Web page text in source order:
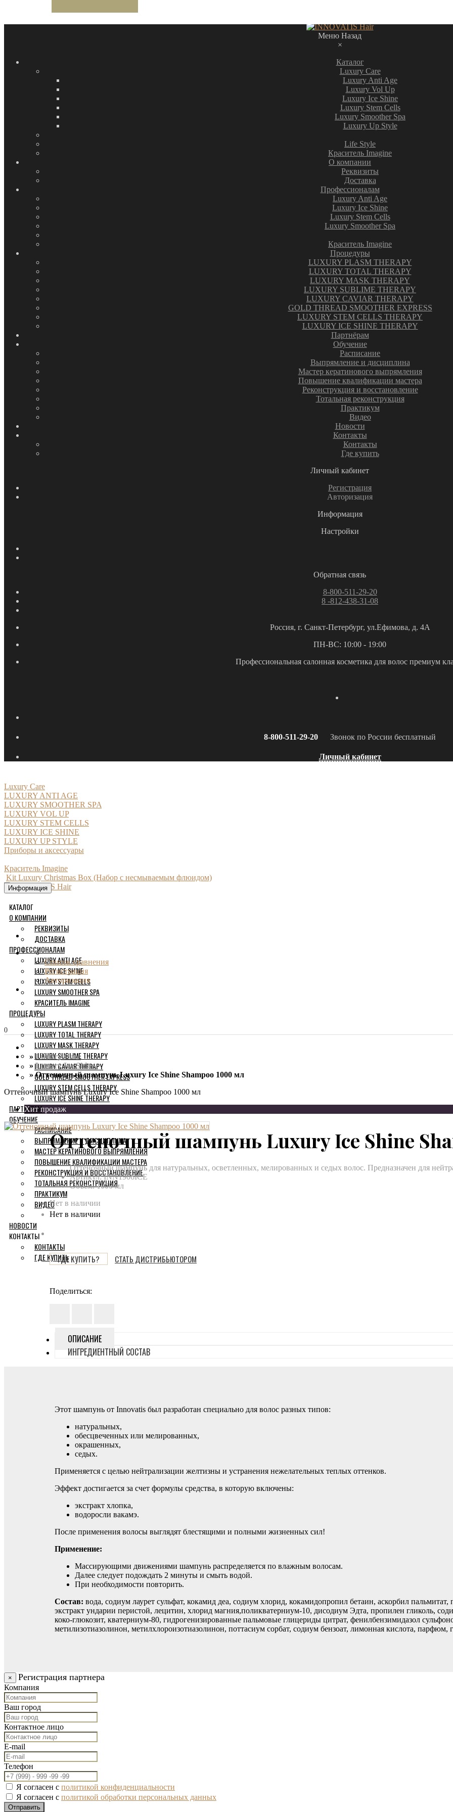
Меню Назад
×
Каталог
Luxury Care
Luxury Anti Age
Luxury Vol Up
Luxury Ice Shine
Luxury Stem Cells
Luxury Smoother Spa
Luxury Up Style
Life Style
Краситель Imagine
О компании
Реквизиты
Доставка
Профессионалам
Luxury Anti Age
Luxury Ice Shine
Luxury Stem Cells
Luxury Smoother Spa
Краситель Imagine
Процедуры
LUXURY PLASM THERAPY
LUXURY TOTAL THERAPY
LUXURY MASK THERAPY
LUXURY SUBLIME THERAPY
LUXURY CAVIAR THERAPY
GOLD THREAD SMOOTHER EXPRESS
LUXURY STEM CELLS THERAPY
LUXURY ICE SHINE THERAPY
Партнёрам
Обучение
Расписание
Выпрямление и дисциплина
Мастер кератинового выпрямления
Повышение квалификации мастера
Реконструкция и восстановление
Тотальная реконструкция
Практикум
Видео
Новости
Контакты
Контакты
Где купить
Личный кабинет
Регистрация
Авторизация
Информация
Настройки
Обратная связь
8-800-511-29-20
8 -812-438-31-08
Россия, г. Санкт-Петербург, ул.Ефимова, д. 4А
ПН-ВС: 10:00 - 19:00
Профессиональная салонная косметика для волос премиум
8-800-511-29-20 Звонок по России бесплатный
Личный кабинет
Luxury Care
LUXURY ANTI AGE
LUXURY SMOOTHER SPA
LUXURY VOL UP
LUXURY STEM CELLS
LUXURY ICE SHINE
LUXURY UP STYLE
Приборы и аксессуары
Краситель Imagine
Kit Luxury Christmas Box (Набор с несмываемым флюидом)
Информация
КАТАЛОГ
О КОМПАНИИ
РЕКВИЗИТЫ
ДОСТАВКА
ПРОФЕССИОНАЛАМ
LUXURY ANTI AGE
LUXURY ICE SHINE
LUXURY STEM CELLS
LUXURY SMOOTHER SPA
КРАСИТЕЛЬ IMAGINE
ПРОЦЕДУРЫ
LUXURY PLASM THERAPY
LUXURY TOTAL THERAPY
LUXURY MASK THERAPY
LUXURY SUBLIME THERAPY
LUXURY CAVIAR THERAPY
GOLD THREAD SMOOTHER EXPRESS
LUXURY STEM CELLS THERAPY
LUXURY ICE SHINE THERAPY
ПАРТНЁРАМ
ОБУЧЕНИЕ
РАСПИСАНИЕ
ВЫПРЯМЛЕНИЕ И ДИСЦИПЛИНА
МАСТЕР КЕРАТИНОВОГО ВЫПРЯМЛЕНИЯ
ПОВЫШЕНИЕ КВАЛИФИКАЦИИ МАСТЕРА
РЕКОНСТРУКЦИЯ И ВОССТАНОВЛЕНИЕ
ТОТАЛЬНАЯ РЕКОНСТРУКЦИЯ
ПРАКТИКУМ
ВИДЕО
НОВОСТИ
КОНТАКТЫ
КОНТАКТЫ
ГДЕ КУПИТЬ
Список сравнения
Регистрация
Авторизация
0
Luxury Care
Luxury Ice Shine
Оттеночный шампунь Luxury Ice Shine Shampoo 1000 мл
Оттеночный шампунь Luxury Ice Shine Shampoo 1000 мл
Хит продаж
Оттеночный шампунь Luxury Ice Shine
Оттеночный шампунь для натуральных, осветленных, мелированных и седых волос. Предназначен для
Артикул:INN1906ICE
Объем: 1000 мл
Нет в наличии
Нет в наличии
ГДЕ КУПИТЬ? СТАТЬ ДИСТРИБЬЮТОРОМ
Поделиться:
ОПИСАНИЕ
ИНГРЕДИЕНТНЫЙ СОСТАВ
Этот шампунь от Innovatis был разработан специально для волос разных типов:
натуральных,
обесцвеченных или мелированных,
окрашенных,
седых.
Применяется с целью нейтрализации желтизны и устранения нежелательных теплых оттенков.
Эффект достигается за счет формулы средства, в которую включены:
экстракт хлопка,
водоросли вакамэ.
После применения волосы выглядят блестящими и полными жизненных сил!
Применение:
Массирующими движениями шампунь распределяется по влажным волосам.
Далее следует подождать 2 минуты и смыть водой.
При необходимости повторить.
Состав: вода, содиум лаурет сульфат, кокамид деа, содиум хлорид, кокамидопропил бетаин, аскорбил пальмитат,
экстракт ундарии перистой, лецитин, хлорид магния,поликватерниум-10, дисодиум Эдта, пропилен гликоль,
коко-глюкозит, кватерниум-80, гидрогенизированные пальмовые глицериды цитрат, фенилбензимидазол
метилизотиазолинон, метилхлороизотиазолинон, поттасиум сорбат, содиум бензоат, лимонная кислота,
× Регистрация партнера
Компания
Ваш город
Контактное лицо
E-mail
Телефон
Я согласен с политикой конфиденциальности
Я согласен с политикой обработки персональных данных
Отправить